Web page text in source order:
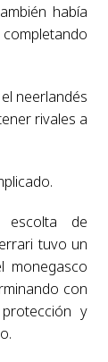
había
neerlandés
rivales a
de
tuvo un
monegasco
con
y